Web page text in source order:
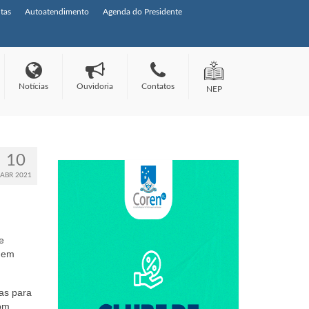
Autoatendimento Agenda do Presidente
Notícias Ouvidoria Contatos NEP
10
ABR 2021
para